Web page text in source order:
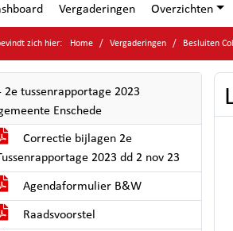
Vergaderingen Overzichten
zich hier: Home Vergaderingen Besluiten
2e tussenrapportage 2023
Enschede
Correctie bijlagen 2e
2023 dd 2 nov 23
Agendaformulier B&W
Raadsvoorstel